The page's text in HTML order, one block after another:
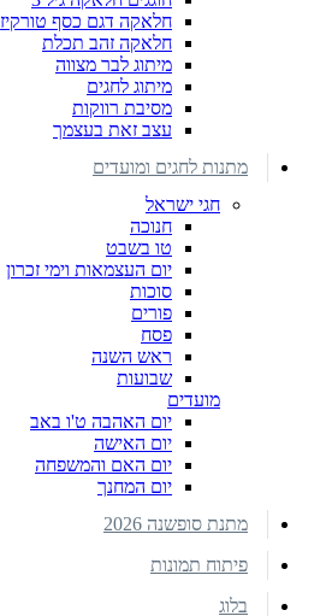
חלאקה דגם כסף טורקיז
חלאקה זהב תכלת
מיתוג לבר מצווה
מיתוג לחגים
מסיבת רווקות
עצב זאת בעצמך
מתנות לחגים ומועדים
חגי ישראל
חנוכה
טו בשבט
יום העצמאות וימי זכרון
סוכות
פורים
פסח
ראש השנה
שבועות
מועדים
יום האהבה ט'ו באב
יום האישה
יום האם והמשפחה
יום המחנך
מתנת סופשנה 2026
פיתוח תמונות
בלוג